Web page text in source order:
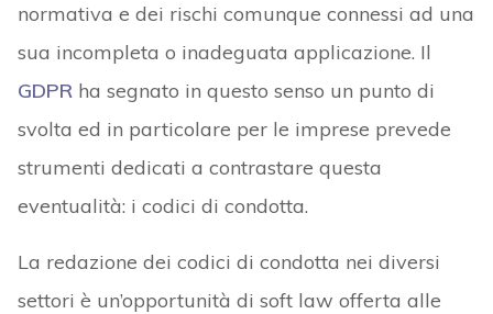
normativa e dei rischi comunque connessi ad una
sua incompleta o inadeguata applicazione. Il
GDPRha segnato in questo senso un punto di
svolta ed in particolare per le imprese prevede
strumenti dedicati a contrastare questa
eventualità: i codici di condotta.
La redazione dei codici di condotta nei diversi
settori è un’opportunità di soft law offerta alle